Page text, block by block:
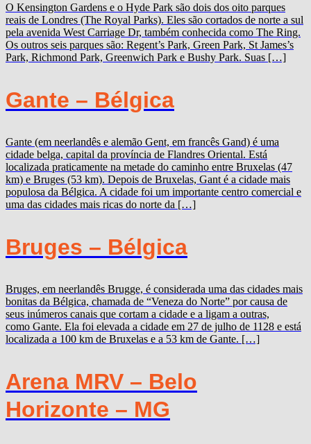
O Kensington Gardens e o Hyde Park são dois dos oito parques
reais de Londres (The Royal Parks). Eles são cortados de norte a sul
pela avenida West Carriage Dr, também conhecida como The Ring.
Os outros seis parques são: Regent’s Park, Green Park, St James’s
Park, Richmond Park, Greenwich Park e Bushy Park. Suas […]
Gante – Bélgica
Gante (em neerlandês e alemão Gent, em francês Gand) é uma
cidade belga, capital da província de Flandres Oriental. Está
localizada praticamente na metade do caminho entre Bruxelas (47
km) e Bruges (53 km). Depois de Bruxelas, Gant é a cidade mais
populosa da Bélgica. A cidade foi um importante centro comercial e
uma das cidades mais ricas do norte da […]
Bruges – Bélgica
Bruges, em neerlandês Brugge, é considerada uma das cidades mais
bonitas da Bélgica, chamada de “Veneza do Norte” por causa de
seus inúmeros canais que cortam a cidade e a ligam a outras,
como Gante. Ela foi elevada a cidade em 27 de julho de 1128 e está
localizada a 100 km de Bruxelas e a 53 km de Gante. […]
Arena MRV – Belo
Horizonte – MG